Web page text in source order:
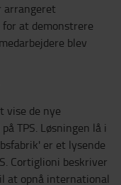
arrangeret
at demonstrere
blev
vise de nye
TPS. Løsningen lå i
er et lysende
Cortiglioni beskriver
at opnå international